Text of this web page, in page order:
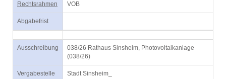
Rechtsrahmen VOB
Abgabefrist
Ausschreibung
038/26 Rathaus Sinsheim, Photovoltaikanlage
(038/26)
Vergabestelle Stadt Sinsheim_